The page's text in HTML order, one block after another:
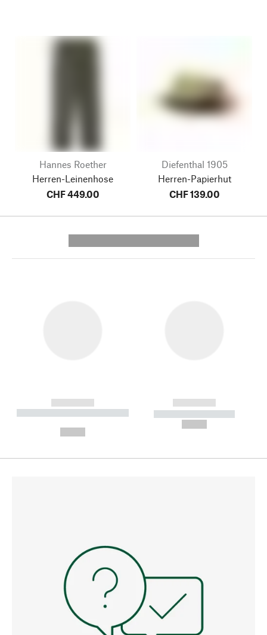
Hannes Roether
Herren-Leinenhose
CHF 449.00
Diefenthal 1905
Herren-Papierhut
CHF 139.00
------------
----------- ----------- --------
------------
----------- -----------